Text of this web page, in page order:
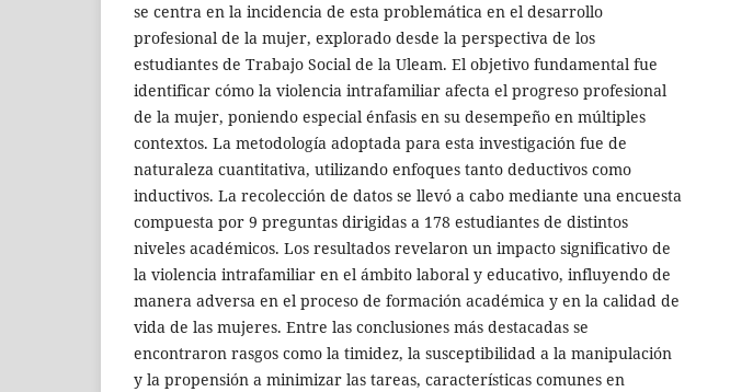
se centra en la incidencia de esta problemática en el desarrollo
profesional de la mujer, explorado desde la perspectiva de los
estudiantes de Trabajo Social de la Uleam. El objetivo fundamental fue
identificar cómo la violencia intrafamiliar afecta el progreso profesional
de la mujer, poniendo especial énfasis en su desempeño en múltiples
contextos. La metodología adoptada para esta investigación fue de
naturaleza cuantitativa, utilizando enfoques tanto deductivos como
inductivos. La recolección de datos se llevó a cabo mediante una encuesta
compuesta por 9 preguntas dirigidas a 178 estudiantes de distintos
niveles académicos. Los resultados revelaron un impacto significativo de
la violencia intrafamiliar en el ámbito laboral y educativo, influyendo de
manera adversa en el proceso de formación académica y en la calidad de
vida de las mujeres. Entre las conclusiones más destacadas se
encontraron rasgos como la timidez, la susceptibilidad a la manipulación
y la propensión a minimizar las tareas, características comunes en